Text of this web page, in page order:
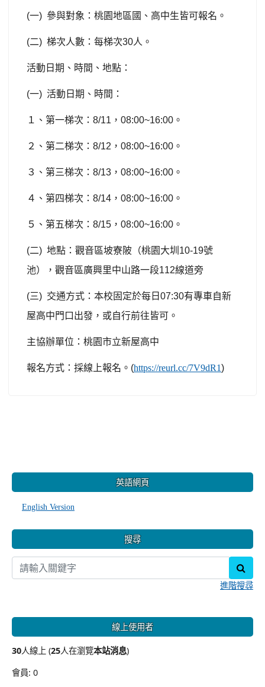
(一) 參與對象：桃園地區國、高中生皆可報名。
(二) 梯次人數：每梯次30人。
活動日期、時間、地點：
(一) 活動日期、時間：
１、第一梯次： 8/11 ， 08:00~16:00 。
２、第二梯次： 8/12 ， 08:00~16:00 。
３、第三梯次： 8/13 ， 08:00~16:00 。
４、第四梯次： 8/14 ， 08:00~16:00 。
５、第五梯次： 8/15 ， 08:00~16:00 。
(二) 地點：觀音區坡寮陂（桃園大圳 10-19號
池），觀音區廣興里中山路一段112線道旁
(三) 交通方式：本校固定於每日 07:30有專車自新
屋高中門口出發，或自行前往皆可。
主協辦單位：桃園市立新屋高中
報名方式：採線上報名。 (https://reurl.cc/7V9dR1)
英語網頁
English Version
搜尋
進階搜尋
線上使用者
30人線上 (25人在瀏覽本站消息)
會員: 0